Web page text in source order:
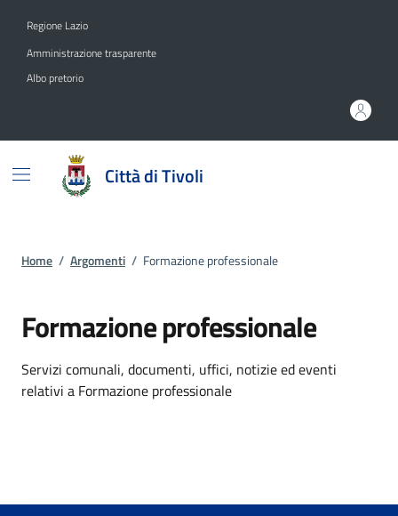
Regione Lazio
Amministrazione trasparente
Albo pretorio
Città di Tivoli
Home / Argomenti / Formazione professionale
Formazione professionale
Dettagli dell'argomento
Servizi comunali, documenti, uffici, notizie ed eventi
relativi a Formazione professionale